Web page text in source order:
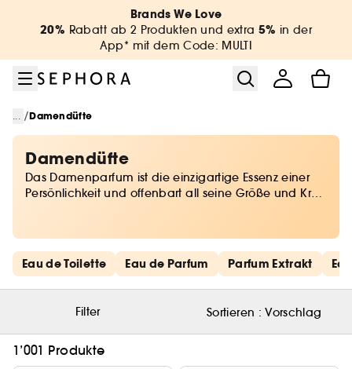
Brands We Love
20% Rabatt ab 2 Produkten und extra 5% in der
App* mit dem Code: MULTI
... /Damendüfte
Damendüfte
Das Damenparfum ist die einzigartige Essenz einer
Persönlichkeit und offenbart all seine Größe und Kraft
das Frauenparfum ein Muss, das mit Finesse
ausgewählt werden sollte.​ Ob Bestseller oder
neuester Trend, Sephora bietet
die schönsten Damenparfums, die Deine Sinne
Schnelllinks überspringen
Eau de Toilette Eau de Parfum Parfum Extrakt
Filter Sortieren :Vorschlag
1’001 Produkte